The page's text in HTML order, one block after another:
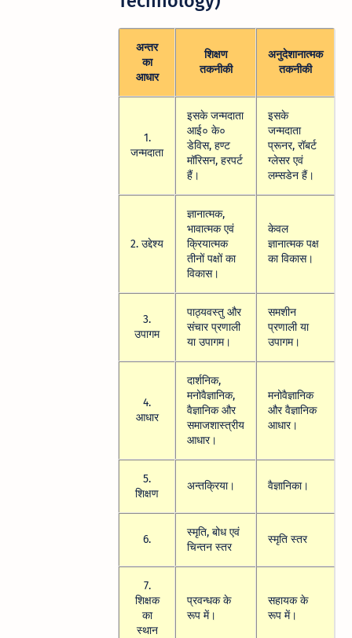
अन्तर
का
आधार
शिक्षण
तकनीकी
अनुदेशानात्मक
तकनीकी
1.
जन्मदाता
इसके जन्मदाता
आई० के०
डेविस, हण्ट
मॉरिसन, हरपर्ट
हैं।
इसके
जन्मदाता
प्रूनर, रॉबर्ट
ग्लेसर एवं
लम्सडेन हैं।
2. उद्देश्य
ज्ञानात्मक,
भावात्मक एवं
क्रियात्मक
तीनों पक्षों का
विकास।
केवल
ज्ञानात्मक पक्ष
का विकास।
3.
उपागम
पाठ्यवस्तु और
संचार प्रणाली
या उपागम।
समशीन
प्रणाली या
उपागम।
4.
आधार
दार्शनिक,
मनोवैज्ञानिक,
वैज्ञानिक और
समाजशास्त्रीय
आधार।
मनोवैज्ञानिक
और वैज्ञानिक
आधार।
5.
शिक्षण
अन्तक्रिया। वैज्ञानिका।
6.
स्मृति, बोध एवं
चिन्तन स्तर
स्मृति स्तर
7.
शिक्षक
का
स्थान
प्रवन्धक के
रूप में।
सहायक के
रूप में।